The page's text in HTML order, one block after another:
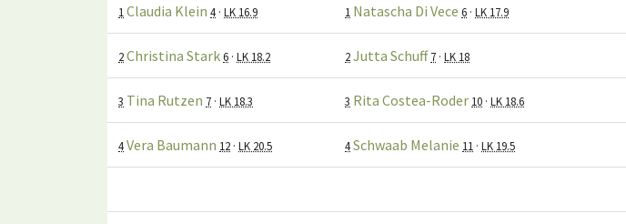
1 Claudia Klein 4 · LK 16.9 1 Natascha Di Vece 6 · LK 17.9
2Christina Stark6 · LK 18.2 2Jutta Schuff 7 · LK 18
3 Tina Rutzen 7 · LK 18.3 3 Rita Costea-Roder 10 · LK 18.6
4Vera Baumann 12 · LK 20.5 4Schwaab Melanie 11 · LK 19.5